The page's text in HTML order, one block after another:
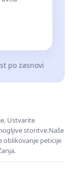
po zasnovi
Ustvarite
storitve.Naše
oblikovanje peticije